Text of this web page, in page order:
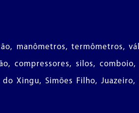
manômetros, termômetros,
compressores, silos, comboio,
Xingu, Simões Filho, Juazeiro,